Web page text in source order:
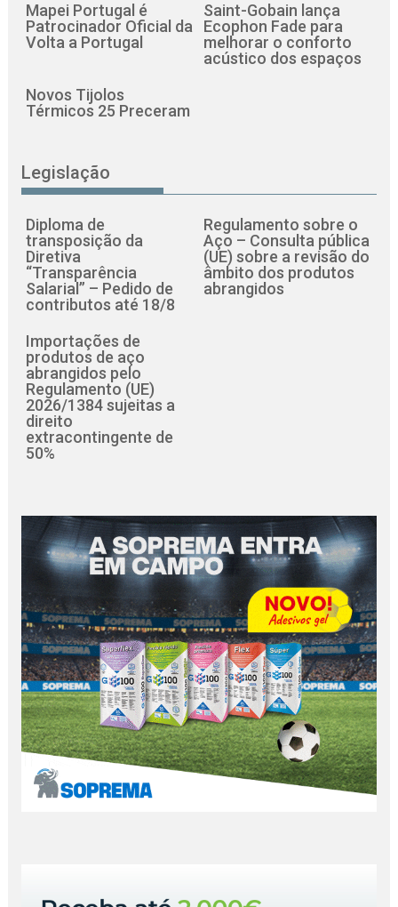
Mapei Portugal é
Patrocinador Oficial da
Volta a Portugal
Saint-Gobain lança
Ecophon Fade para
melhorar o conforto
acústico dos espaços
Novos Tijolos
Térmicos 25 Preceram
Legislação
Diploma de
transposição da
Diretiva
“Transparência
Salarial” – Pedido de
contributos até 18/8
Regulamento sobre o
Aço – Consulta pública
(UE) sobre a revisão do
âmbito dos produtos
abrangidos
Importações de
produtos de aço
abrangidos pelo
Regulamento (UE)
2026/1384 sujeitas a
direito
extracontingente de
50%